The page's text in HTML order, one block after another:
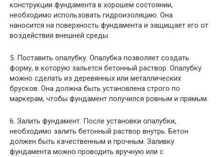
конструкции фундамента в хорошем состоянии,
необходимо использовать гидроизоляцию. Она
наносится на поверхность фундамента и защищает его от
воздействия внешней среды.
5. Поставить опалубку. Опалубка позволяет создать
форму, в которую зальется бетонный раствор. Опалубку
можно сделать из деревянных или металлических
брусков. Она должна быть установлена строго по
маркерам, чтобы фундамент получился ровным и прямым.
6. Залить фундамент. После установки опалубки,
необходимо залить бетонный раствор внутрь. Бетон
должен быть качественным и прочным. Заливку
фундамента можно проводить вручную или с